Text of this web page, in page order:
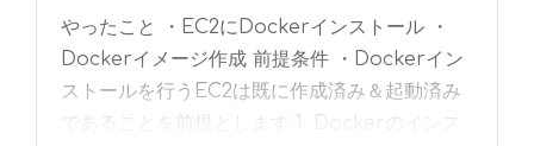
やったこと ・EC2にDockerインストール ・
Dockerイメージ作成 前提条件 ・Dockerイン
ストールを行うEC2は既に作成済み＆起動済み
であることを前提とします 1. Dockerのインス